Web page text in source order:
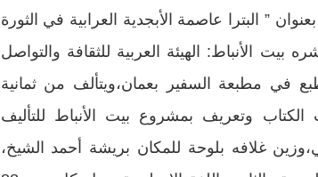
” البترا عاصمة الأبجدية العرابية في الثورة
بيت الأنباط: الهيئة العربية للثقافة والتواصل
المنصرم 2011، وطبع في مطبعة السفير بعمان،ويتألف من ثمانية
وتعريف بمشروع بيت الأنباط للتأليف
غلافه بلوحة للمكان بريشة أحمد الشيخ،